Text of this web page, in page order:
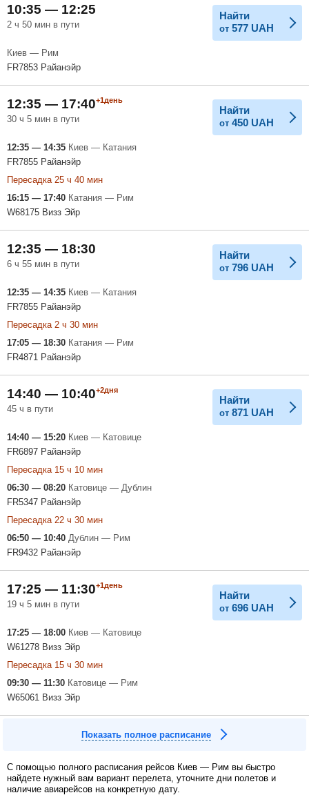
10:35 — 12:25
2 ч 50 мин в пути
Найти
от 577 UAH
Киев — Рим
FR7853 Райанэйр
12:35 — 17:40+1день
30 ч 5 мин в пути
Найти
от 450 UAH
12:35 — 14:35 Киев — Катания
FR7855 Райанэйр
Пересадка 25 ч 40 мин
16:15 — 17:40 Катания — Рим
W68175 Визз Эйр
12:35 — 18:30
6 ч 55 мин в пути
Найти
от 796 UAH
12:35 — 14:35 Киев — Катания
FR7855 Райанэйр
Пересадка 2 ч 30 мин
17:05 — 18:30 Катания — Рим
FR4871 Райанэйр
14:40 — 10:40+2дня
45 ч в пути
Найти
от 871 UAH
14:40 — 15:20 Киев — Катовице
FR6897 Райанэйр
Пересадка 15 ч 10 мин
06:30 — 08:20 Катовице — Дублин
FR5347 Райанэйр
Пересадка 22 ч 30 мин
06:50 — 10:40 Дублин — Рим
FR9432 Райанэйр
17:25 — 11:30+1день
19 ч 5 мин в пути
Найти
от 696 UAH
17:25 — 18:00 Киев — Катовице
W61278 Визз Эйр
Пересадка 15 ч 30 мин
09:30 — 11:30 Катовице — Рим
W65061 Визз Эйр
Показать полное расписание
С помощью полного расписания рейсов Киев — Рим вы быстро
найдете нужный вам вариант перелета, уточните дни полетов и
наличие авиарейсов на конкретную дату.